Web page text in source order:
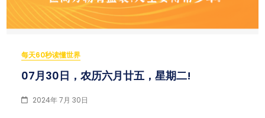
每天60秒读懂世界
07月30日，农历六月廿五，星期二!
2024年 7月 30日